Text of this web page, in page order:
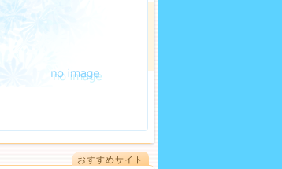
おすすめサイト